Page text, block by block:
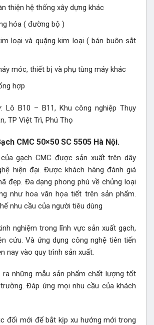
thiện hệ thống xây dựng khác
hóa ( đường bộ )
loại và quặng kim loại ( bán buôn sắt
móc, thiết bị và phụ tùng máy khác
hợp
Lô B10 – B11, Khu công nghiệp Thụy
TP Việt Trì, Phú Thọ
CMC 50×50 SC 5505 Hà Nội.
gạch CMC được sản xuất trên dây
hiện đại. Được khách hàng đánh giá
đẹp. Đa dạng phong phú về chủng loại
như hoa văn họa tiết trên sản phẩm.
nhu cầu của người tiêu dùng
nghiệm trong lĩnh vực sản xuất gạch,
cứu. Và ứng dụng công nghệ tiên tiến
nay vào quy trình sản xuất.
ra những mẫu sản phẩm chất lượng tốt
Đáp ứng mọi nhu cầu của khách
đổi mới để bắt kịp xu hướng mới trong